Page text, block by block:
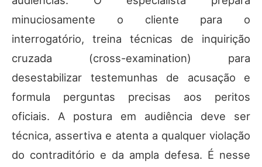
minuciosamente o cliente para o
interrogatório, treina técnicas de inquirição
cruzada (cross-examination) para
desestabilizar testemunhas de acusação e
formula perguntas precisas aos peritos
oficiais. A postura em audiência deve ser
técnica, assertiva e atenta a qualquer violação
do contraditório e da ampla defesa. É nesse